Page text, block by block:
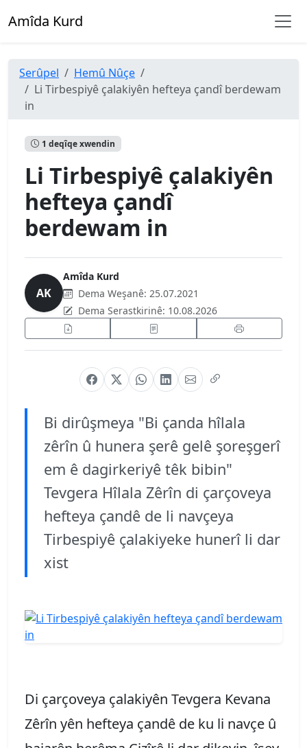
Amîda Kurd
Serûpel
Hemû Nûçe
Li Tirbespiyê çalakiyên hefteya çandî berdewam
in
1 deqîqe xwendin
Li Tirbespiyê çalakiyên
hefteya çandî
berdewam in
AK
Amîda Kurd
Dema Weşanê: 25.07.2021
Dema Serastkirinê: 10.08.2026
Bi dirûşmeya "Bi çanda hîlala
zêrîn û hunera şerê gelê şoreşgerî
em ê dagirkeriyê têk bibin"
Tevgera Hîlala Zêrîn di çarçoveya
hefteya çandê de li navçeya
Tirbespiyê çalakiyeke hunerî li dar
xist
Di çarçoveya çalakiyên Tevgera Kevana
Zêrîn yên hefteya çandê de ku li navçe û